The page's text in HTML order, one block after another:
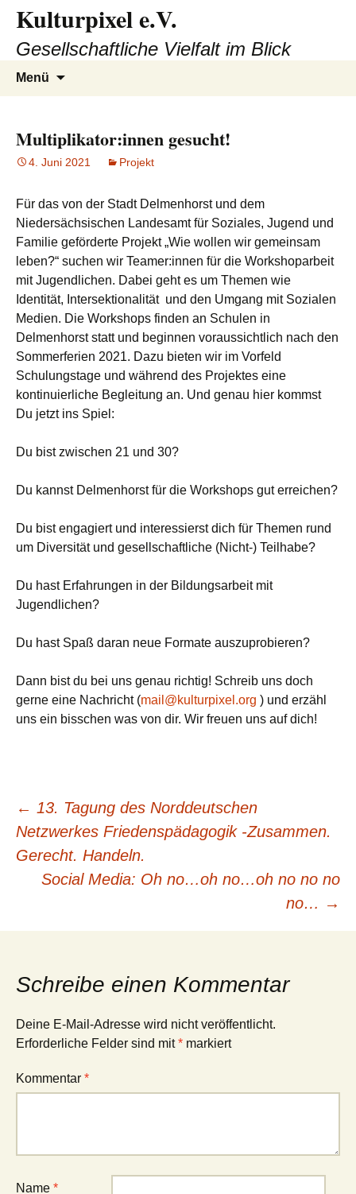
Inhalt
springen
Kulturpixel e.V.
Gesellschaftliche Vielfalt im Blick
Menü
Multiplikator:innen gesucht!
4. Juni 2021 Projekt
Für das von der Stadt Delmenhorst und dem
Niedersächsischen Landesamt für Soziales, Jugend und
Familie geförderte Projekt „Wie wollen wir gemeinsam
leben?“ suchen wir Teamer:innen für die Workshoparbeit
mit Jugendlichen. Dabei geht es um Themen wie
Identität, Intersektionalität und den Umgang mit Sozialen
Medien. Die Workshops finden an Schulen in
Delmenhorst statt und beginnen voraussichtlich nach den
Sommerferien 2021. Dazu bieten wir im Vorfeld
Schulungstage und während des Projektes eine
kontinuierliche Begleitung an. Und genau hier kommst
Du jetzt ins Spiel:
Du bist zwischen 21 und 30?
Du kannst Delmenhorst für die Workshops gut erreichen?
Du bist engagiert und interessierst dich für Themen rund
um Diversität und gesellschaftliche (Nicht-) Teilhabe?
Du hast Erfahrungen in der Bildungsarbeit mit
Jugendlichen?
Du hast Spaß daran neue Formate auszuprobieren?
Dann bist du bei uns genau richtig! Schreib uns doch
gerne eine Nachricht (mail@kulturpixel.org ) und erzähl
uns ein bisschen was von dir. Wir freuen uns auf dich!
Beitragsnavigation
← 13. Tagung des Norddeutschen
Netzwerkes Friedenspädagogik -Zusammen.
Gerecht. Handeln.
Social Media: Oh no…oh no…oh no no no
no… →
Schreibe einen Kommentar
Deine E-Mail-Adresse wird nicht veröffentlicht.
Erforderliche Felder sind mit* markiert
Kommentar *
Name *